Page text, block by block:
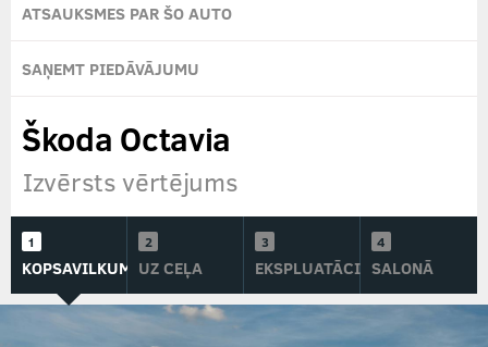
ATSAUKSMES PAR ŠO AUTO
SAŅEMT PIEDĀVĀJUMU
Škoda Octavia
Izvērsts vērtējums
KOPSAVILKUMSUZ CEĻA EKSPLUATĀCIJĀSALONĀ